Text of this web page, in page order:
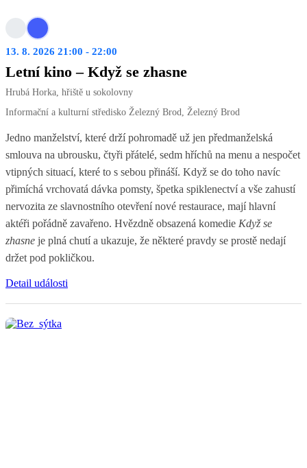
13. 8. 2026 21:00 - 22:00
Letní kino – Když se zhasne
Hrubá Horka, hřiště u sokolovny
Informační a kulturní středisko Železný Brod, Železný Brod
Jedno manželství, které drží pohromadě už jen předmanželská
smlouva na ubrousku, čtyři přátelé, sedm hříchů na menu a nespočet
vtipných situací, které to s sebou přináší. Když se do toho navíc
přimíchá vrchovatá dávka pomsty, špetka spiklenectví a vše zahustí
nervozita ze slavnostního otevření nové restaurace, mají hlavní
aktéři pořádně zavařeno. Hvězdně obsazená komedie Když se
zhasne je plná chutí a ukazuje, že některé pravdy se prostě nedají
držet pod pokličkou.
Detail události